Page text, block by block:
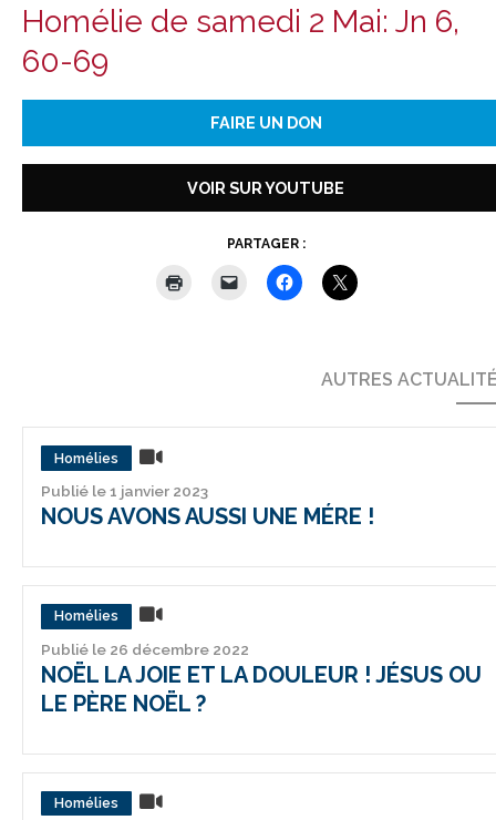
Homélie de samedi 2 Mai: Jn 6,
60-69
FAIRE UN DON
VOIR SUR YOUTUBE
PARTAGER :
AUTRES
Homélies
Publié le 1 janvier 2023
NOUS AVONS AUSSI UNE MÉRE !
Homélies
Publié le 26 décembre 2022
NOËL LA JOIE ET LA DOULEUR ! JÉSUS OU
LE PÈRE NOËL ?
Homélies